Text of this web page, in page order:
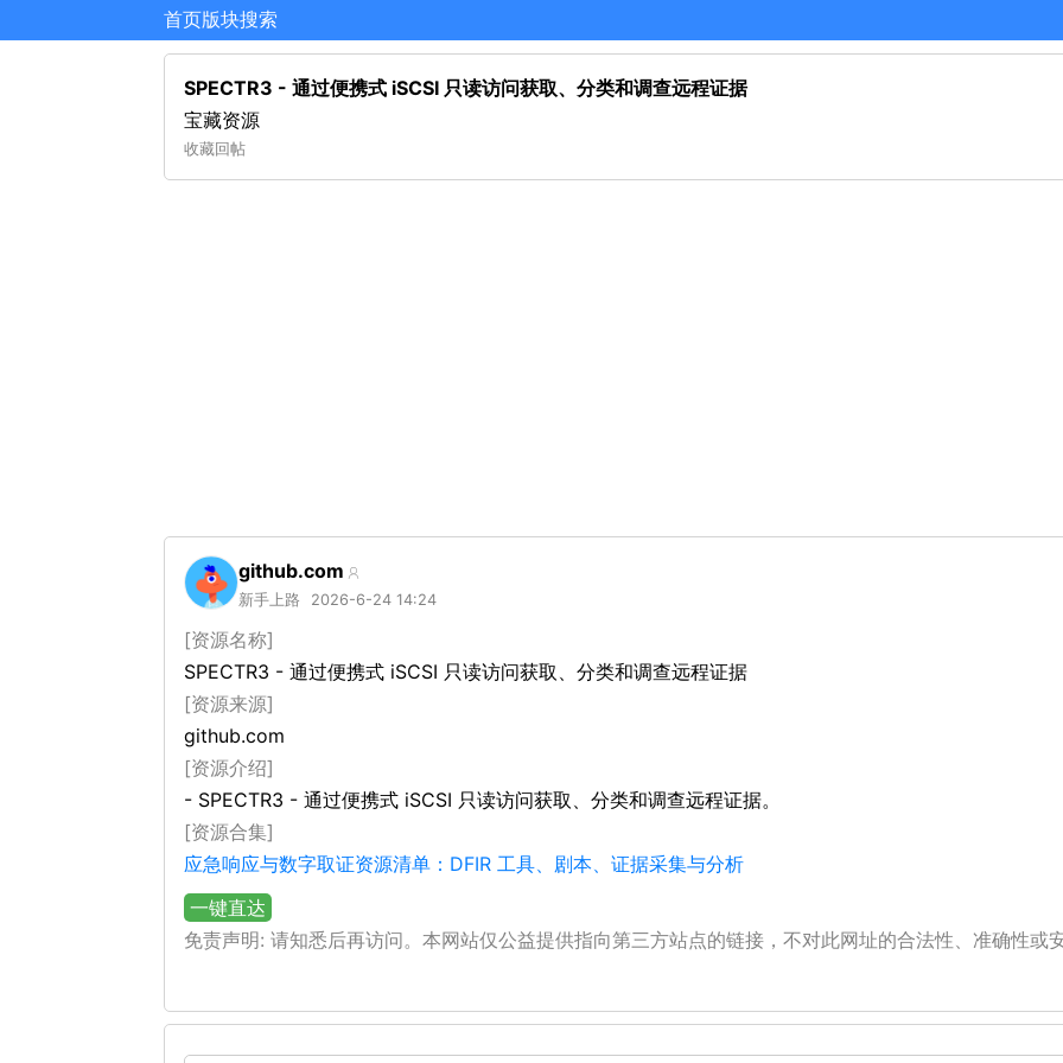
首页版块搜索
SPECTR3 - 通过便携式 iSCSI 只读访问获取、分类和调查远程证据
宝藏资源
收藏回帖
github.com
新手上路 2026-6-24 14:24
[资源名称]
SPECTR3 - 通过便携式 iSCSI 只读访问获取、分类和调查远程证据
[资源来源]
github.com
[资源介绍]
- SPECTR3 - 通过便携式 iSCSI 只读访问获取、分类和调查远程证据。
[资源合集]
应急响应与数字取证资源清单：DFIR 工具、剧本、证据采集与分析
一键直达
免责声明: 请知悉后再访问。本网站仅公益提供指向第三方站点的链接，不对此网址的合法性、准确性或